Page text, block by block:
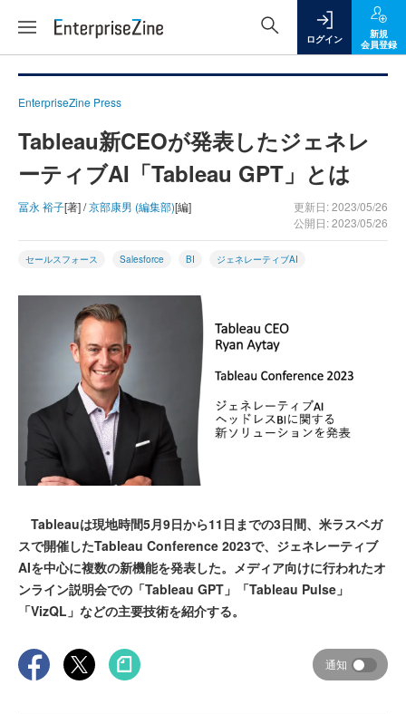
ログイン
新規
会員登録
EnterpriseZine Press
Tableau新CEOが発表したジェネレ
ーティブAI「Tableau GPT」とは
冨永 裕子[著] /京部康男 (編集部)[編]
更新日: 2023/05/26
公開日: 2023/05/26
セールスフォース Salesforce BI ジェネレーティブAI
Tableauは現地時間5月9日から11日までの3日間、米ラスベガ
スで開催したTableau Conference 2023で、ジェネレーティブ
AIを中心に複数の新機能を発表した。メディア向けに行われたオ
ンライン説明会での「Tableau GPT」「Tableau Pulse」
「VizQL」などの主要技術を紹介する。
通知